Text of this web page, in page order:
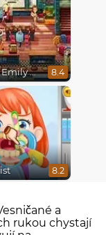
Delicious Emily New Beginning 8.4
8.2
a
rukou chystají